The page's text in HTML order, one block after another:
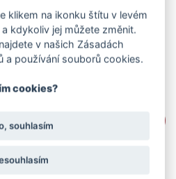
klikem na ikonku štítu v levém
kdykoliv jej můžete změnit.
v našich Zásadách
a používání souborů cookies.
cookies?
souhlasím